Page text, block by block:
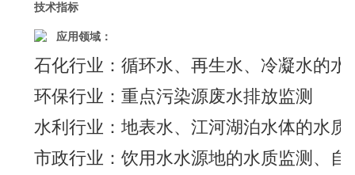
技术指标
应用领域：
石化行业：循环水、再生水、冷凝水的
环保行业：重点污染源废水排放监测
水利行业：地表水、江河湖泊水体的水质
市政行业：饮用水水源地的水质监测、